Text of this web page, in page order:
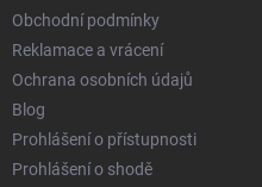
Obchodní podmínky
Reklamace a vrácení
Ochrana osobních údajů
Blog
Prohlášení o přístupnosti
Prohlášení o shodě